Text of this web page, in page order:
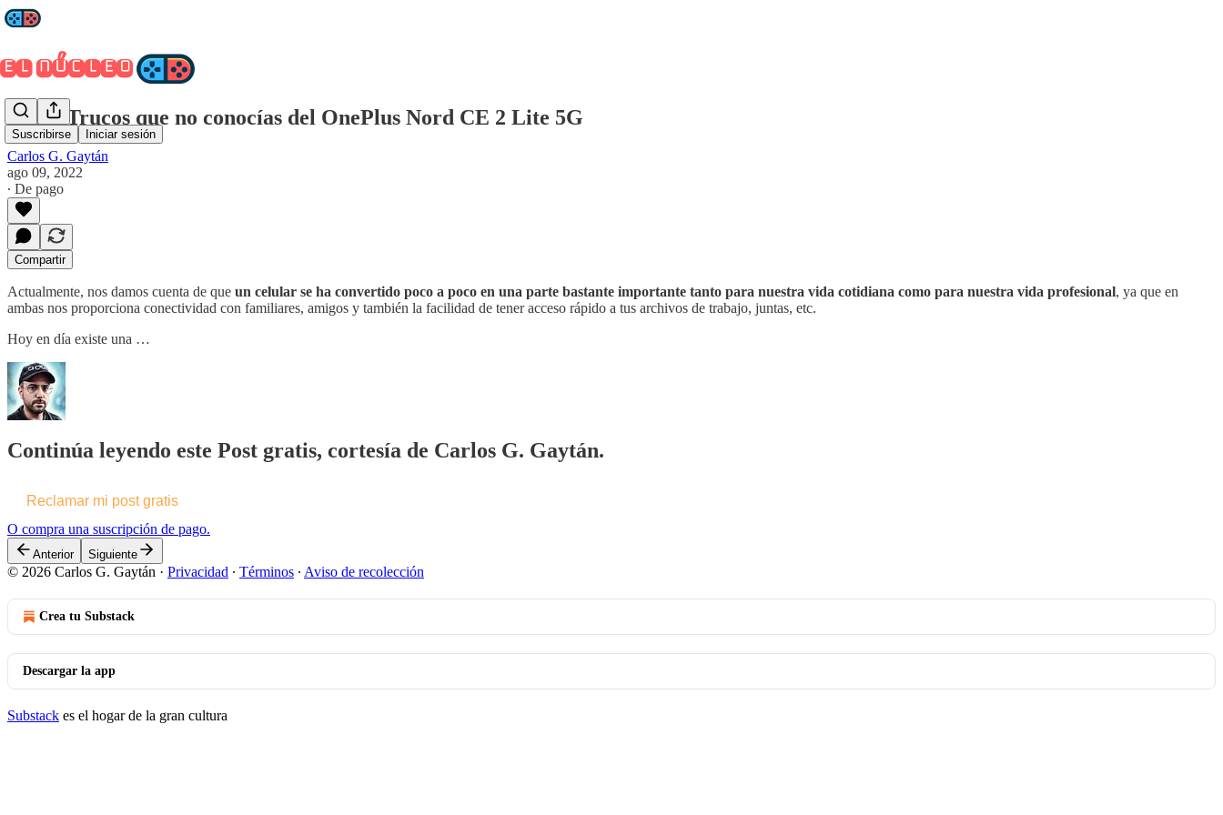
Suscribirse Iniciar sesión
Guía: Trucos que no conocías del OnePlus Nord CE 2 Lite 5G
Carlos G. Gaytán
ago 09, 2022
∙ De pago
Compartir
Actualmente, nos damos cuenta de que un celular se ha convertido poco a poco en una parte bastante importante tanto para nuestra vida cotidiana como para nuestra vida profesional, ya que en
ambas nos proporciona conectividad con familiares, amigos y también la facilidad de tener acceso rápido a tus archivos de trabajo, juntas, etc.
Hoy en día existe una …
Continúa leyendo este Post gratis, cortesía de Carlos G. Gaytán.
Reclamar mi post gratis
O compra una suscripción de pago.
Anterior Siguiente
© 2026 Carlos G. Gaytán · Privacidad ∙ Términos ∙ Aviso de recolección
Crea tu Substack
Descargar la app
Substack es el hogar de la gran cultura